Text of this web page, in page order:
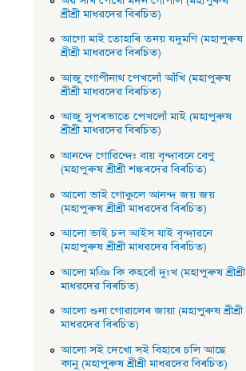
শ্ৰীশ্ৰী মাধৱদেৱ বিৰচিত)
আগাে মাই তােহাৰি তনয় যদুমণি (মহাপুৰুষ
শ্ৰীশ্ৰী মাধৱদেৱ বিৰচিত)
আজু গােপীনাথ পেখলোঁ আঁখি (মহাপুৰুষ
শ্ৰীশ্ৰী মাধৱদেৱ বিৰচিত)
আজু সুপৰভাতে পেখলোঁ মাই (মহাপুৰুষ
শ্ৰীশ্ৰী মাধৱদেৱ বিৰচিত)
আনন্দে গােৱিন্দেঃ বায় বৃন্দাবনে বেণু
(মহাপুৰুষ শ্ৰীশ্ৰী শঙ্কৰদেৱ বিৰচিত)
আলাে ভাই গােকুলে আনন্দ জয় জয়
(মহাপুৰুষ শ্ৰীশ্ৰী মাধৱদেৱ বিৰচিত)
আলাে ভাই চল আইস যাই বৃন্দাৱনে
(মহাপুৰুষ শ্ৰীশ্ৰী মাধৱদেৱ বিৰচিত)
আলাে মঞি কি কহবোঁ দুঃখ (মহাপুৰুষ শ্ৰীশ্ৰী
মাধৱদেৱ বিৰচিত)
আলাে শুনা গােৱালেৰ জায়া (মহাপুৰুষ শ্ৰীশ্ৰী
মাধৱদেৱ বিৰচিত)
আলাে সই দেখাে সই বিহাৰে চলি আছে
কানু (মহাপুৰুষ শ্ৰীশ্ৰী মাধৱদেৱ বিৰচিত)